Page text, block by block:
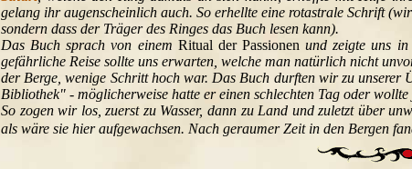
gelang ihr augenscheinlich auch. So erhellte eine rotastrale Schrift
sondern dass der Träger des Ringes das Buch lesen kann).
Das Buch sprach von einem Ritual der Passionen und zeigte uns
gefährliche Reise sollte uns erwarten, welche man natürlich nicht
der Berge, wenige Schritt hoch war. Das Buch durften wir zu
Bibliothek" - möglicherweise hatte er einen schlechten Tag oder
So zogen wir los, zuerst zu Wasser, dann zu Land und zuletzt über
als wäre sie hier aufgewachsen. Nach geraumer Zeit in den Bergen